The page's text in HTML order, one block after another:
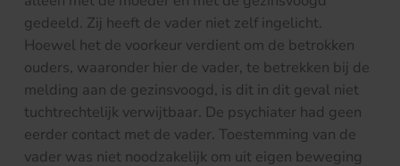
gedeeld. Zij heeft de vader niet zelf ingelicht.
Hoewel het de voorkeur verdient om de betrokken
ouders, waaronder hier de vader, te betrekken bij de
melding aan de gezinsvoogd, is dit in dit geval niet
tuchtrechtelijk verwijtbaar. De psychiater had geen
eerder contact met de vader. Toestemming van de
vader was niet noodzakelijk om uit eigen beweging